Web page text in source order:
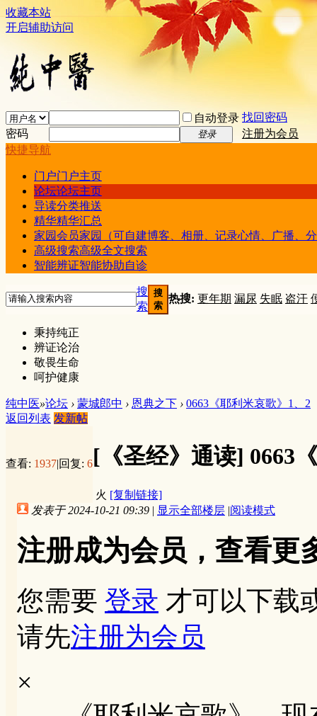
收藏本站
开启辅助访问
自动登录 找回密码
密码
登录
注册为会员
快捷导航
门户门户主页
论坛论坛主页
导读分类推送
精华精华汇总
家园会员家园（可自建博客、相册、记录心情、广播、
高级搜索高级全文搜索
智能辨证智能协助自诊
搜
索
搜
索
热搜: 更年期 漏尿 失眠 盗汗
秉持纯正
辨证论治
敬畏生命
呵护健康
纯中医»论坛 › 蒙城郎中 › 恩典之下 › 0663《耶利米哀歌》1、2
返回列表 发新帖
查看: 1937|回复: 6[《圣经》通读] 0663
火 [复制链接]
发表于 2024-10-21 09:39 | 显示全部楼层 |阅读模式
注册成为会员，查看更
您需要 登录 才可以下载
请先注册为会员
×